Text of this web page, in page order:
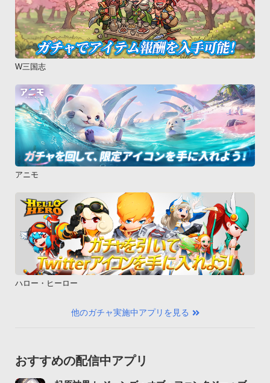
W三国志
アニモ
ハロー・ヒーロー
他のガチャ実施中アプリを見る
おすすめの配信中アプリ